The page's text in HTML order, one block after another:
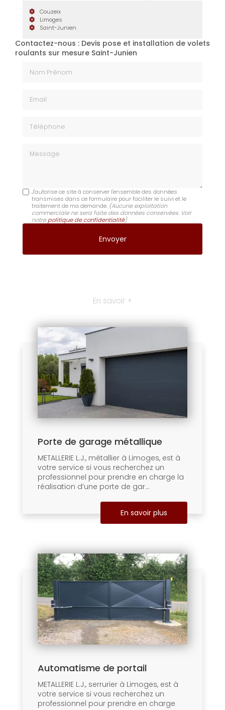
Couzeix
Limoges
Saint-Junien
Contactez-nous : Devis pose et installation de volets
roulants sur mesure Saint-Junien
J'autorise ce site à conserver l'ensemble des données
transmises dans ce formulaire pour faciliter le suivi et le
traitement de ma demande. (Aucune exploitation
commerciale ne sera faite des données conservées. Voir
notrepolitique de confidentialité)
En savoir +
Porte de garage métallique
METALLERIE L.J., métallier à Limoges, est à
votre service si vous recherchez un
professionnel pour prendre en charge la
réalisation d’une porte de gar...
En savoir plus
Automatisme de portail
METALLERIE L.J., serrurier à Limoges, est à
votre service si vous recherchez un
professionnel pour prendre en charge